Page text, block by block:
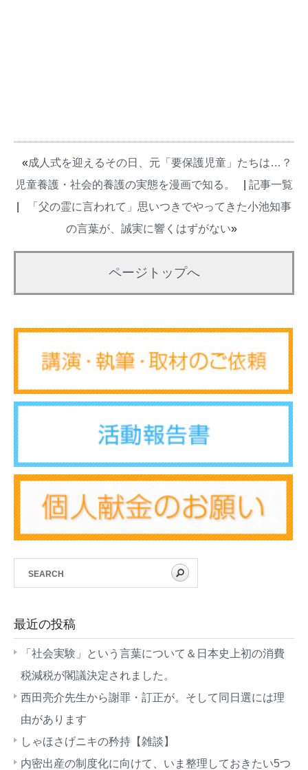
«成人式を迎えるその日、元「要保護児童」たちは…？
児童養護・社会的養護の実態を漫画で知る。
記事一覧
「父の霊に言われて」思いつきでやってきた小池知事
の言葉が、誠実に響くはずがない»
ページトップへ
最近の投稿
「社会実験」という言葉について＆日本史上初の消費
税減税が閣議決定されました。
西田亮介先生から謝罪・訂正が。そして同日選には理
由があります
しゃほさげニキの矜持【雑談】
内密出産の制度化に向けて、いま整理しておきたい5つ